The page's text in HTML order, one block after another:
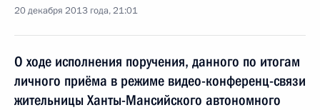
20 декабря 2013 года, 21:01
О ходе исполнения поручения, данного по итогам
личного приёма в режиме видео-конференц-связи
жительницы Ханты-Мансийского автономного